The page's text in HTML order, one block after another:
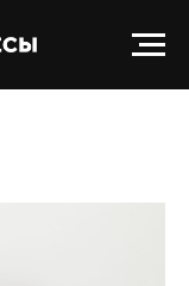
прайс-лист